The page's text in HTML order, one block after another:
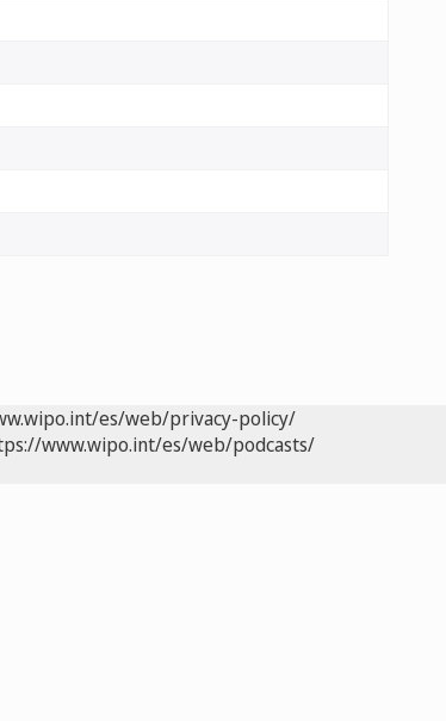
es/web/privacy-policy/
www.wipo.int/es/web/podcasts/